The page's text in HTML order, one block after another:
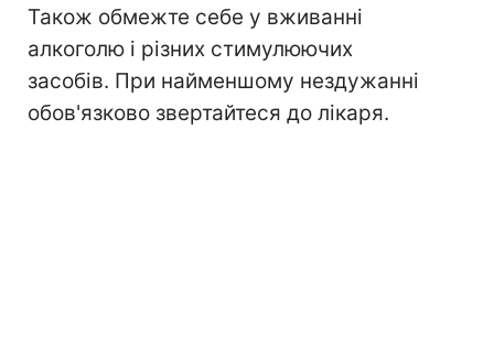
Також обмежте себе у вживанні
алкоголю і різних стимулюючих
засобів. При найменшому нездужанні
обов'язково звертайтеся до лікаря.